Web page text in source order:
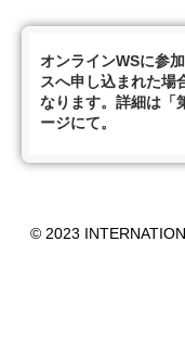
オンラインWSに参
スへ申し込まれた場
なります。詳細は「
ージにて。
© 2023